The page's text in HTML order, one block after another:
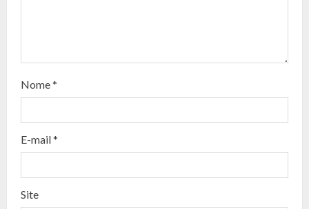
a
d
n
g
Nome*
E-mail*
Site